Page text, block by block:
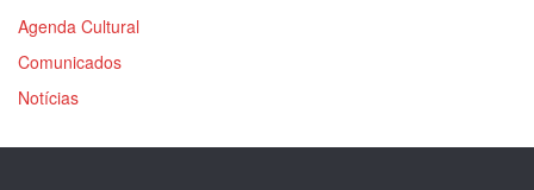
Agenda Cultural
Comunicados
Notícias